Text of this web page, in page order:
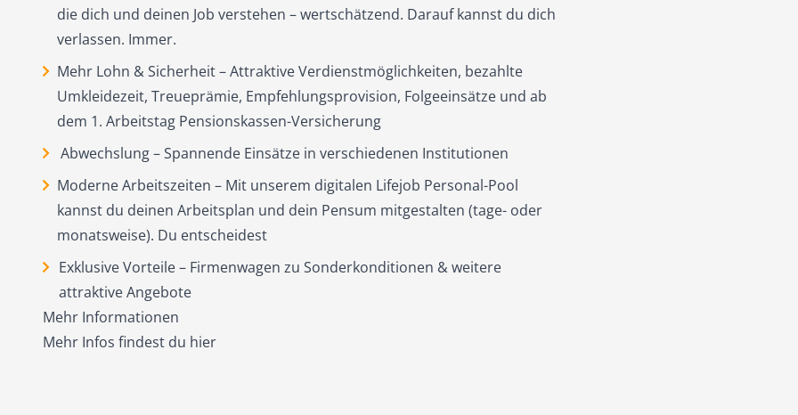
die dich und deinen Job verstehen – wertschätzend. Darauf kannst du dich
verlassen. Immer.
Mehr Lohn & Sicherheit – Attraktive Verdienstmöglichkeiten, bezahlte
Umkleidezeit, Treueprämie, Empfehlungsprovision, Folgeeinsätze und ab
dem 1. Arbeitstag Pensionskassen-Versicherung
Abwechslung – Spannende Einsätze in verschiedenen Institutionen
Moderne Arbeitszeiten – Mit unserem digitalen Lifejob Personal-Pool
kannst du deinen Arbeitsplan und dein Pensum mitgestalten (tage- oder
monatsweise). Du entscheidest
Exklusive Vorteile – Firmenwagen zu Sonderkonditionen & weitere
attraktive Angebote
Mehr Informationen
Mehr Infos findest du hier